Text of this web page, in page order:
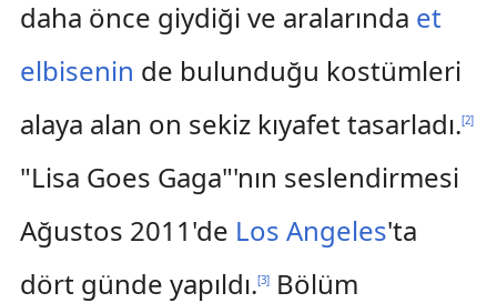
daha önce giydiği ve aralarında et
elbisenin de bulunduğu kostümleri
alaya alan on sekiz kıyafet tasarladı.[2]
"Lisa Goes Gaga"'nın seslendirmesi
Ağustos 2011'de Los Angeles'ta
dört günde yapıldı.[3]Bölüm